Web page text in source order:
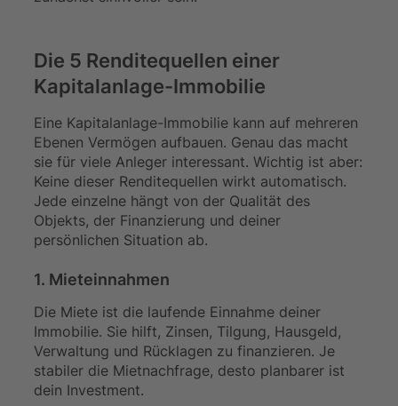
Die 5 Renditequellen einer
Kapitalanlage-Immobilie
Eine Kapitalanlage-Immobilie kann auf mehreren
Ebenen Vermögen aufbauen. Genau das macht
sie für viele Anleger interessant. Wichtig ist aber:
Keine dieser Renditequellen wirkt automatisch.
Jede einzelne hängt von der Qualität des
Objekts, der Finanzierung und deiner
persönlichen Situation ab.
1. Mieteinnahmen
Die Miete ist die laufende Einnahme deiner
Immobilie. Sie hilft, Zinsen, Tilgung, Hausgeld,
Verwaltung und Rücklagen zu finanzieren. Je
stabiler die Mietnachfrage, desto planbarer ist
dein Investment.